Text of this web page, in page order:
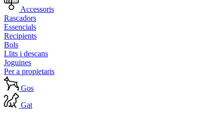
Accessoris
Rascadors
Essencials
Recipients
Bols
Llits i descans
Joguines
Per a propietaris
Gos
Gat